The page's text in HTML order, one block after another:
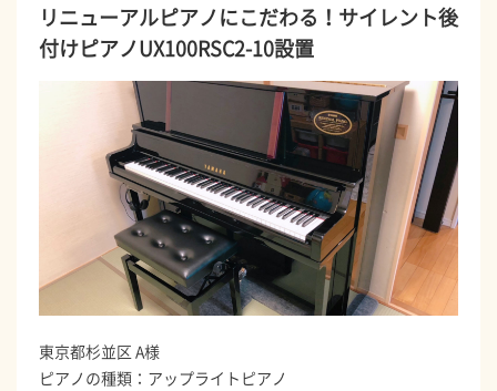
リニューアルピアノにこだわる！サイレント後
付けピアノUX100RSC2-10設置
東京都杉並区 A様
ピアノの種類：アップライトピアノ